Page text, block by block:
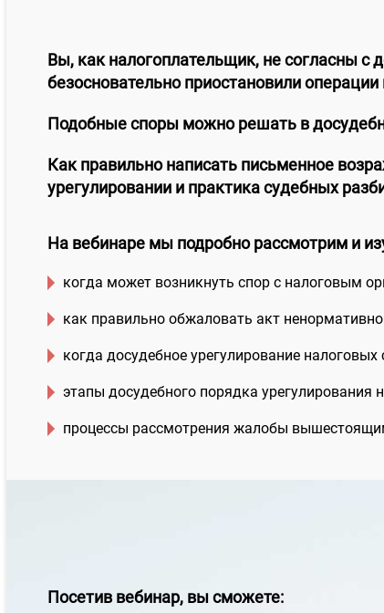
Вы, как налогоплательщик, не согласны
безосновательно приостановили
Подобные споры можно решать в
Как правильно написать письменное
урегулировании и практика судебных
На вебинаре мы подробно рассмотрим и
когда может возникнуть спор с налоговым
как правильно обжаловать акт
когда досудебное урегулирование
этапы досудебного порядка урегулирования
процессы рассмотрения жалобы
Посетив вебинар, вы сможете: